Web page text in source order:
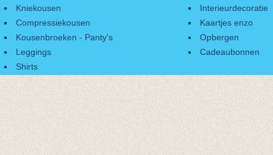
Kniekousen
Compressiekousen
Kousenbroeken - Panty's
Leggings
Shirts
Interieurdecoratie
Kaartjes enzo
Opbergen
Cadeaubonnen